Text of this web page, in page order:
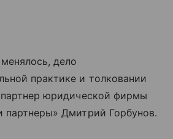
дело
практике и толковании
партнер юридической фирмы
партнеры» Дмитрий Горбунов.